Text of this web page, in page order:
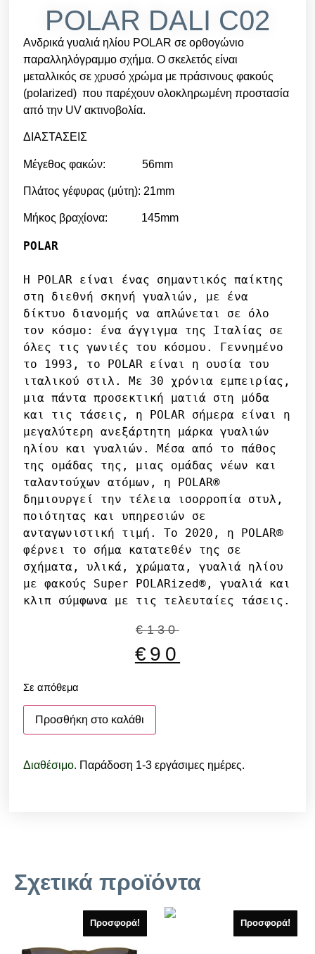
POLAR DALI C02
Ανδρικά γυαλιά ηλίου POLAR σε ορθογώνιο
παραλληλόγραμμο σχήμα. Ο σκελετός είναι
μεταλλικός σε χρυσό χρώμα με πράσινους φακούς
(polarized) που παρέχουν ολοκληρωμένη προστασία
από την UV ακτινοβολία.
ΔΙΑΣΤΑΣΕΙΣ
Μέγεθος φακών: 56mm
Πλάτος γέφυρας (μύτη): 21mm
Μήκος βραχίονα: 145mm
POLAR
Η POLAR είναι ένας σημαντικός παίκτης
στη διεθνή σκηνή γυαλιών, με ένα
δίκτυο διανομής να απλώνεται σε όλο
τον κόσμο: ένα άγγιγμα της Ιταλίας σε
όλες τις γωνιές του κόσμου. Γεννημένο
το 1993, το POLAR είναι η ουσία του
ιταλικού στιλ. Με 30 χρόνια εμπειρίας,
μια πάντα προσεκτική ματιά στη μόδα
και τις τάσεις, η POLAR σήμερα είναι η
μεγαλύτερη ανεξάρτητη μάρκα γυαλιών
ηλίου και γυαλιών. Μέσα από το πάθος
της ομάδας της, μιας ομάδας νέων και
ταλαντούχων ατόμων, η POLAR®
δημιουργεί την τέλεια ισορροπία στυλ,
ποιότητας και υπηρεσιών σε
ανταγωνιστική τιμή. Το 2020, η POLAR®
φέρνει το σήμα κατατεθέν της σε
σχήματα, υλικά, χρώματα, γυαλιά ηλίου
με φακούς Super POLARized®, γυαλιά και
κλιπ σύμφωνα με τις τελευταίες τάσεις.
€130
€ 90
Σε απόθεμα
Προσθήκη στο καλάθι
Διαθέσιμο. Παράδοση 1-3 εργάσιμες ημέρες.
Σχετικά προϊόντα
Προσφορά! Προσφορά!